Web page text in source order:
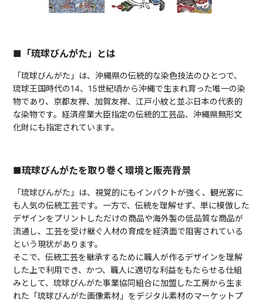
■「琉球びんがた」とは
「琉球びんがた」は、沖縄県の伝統的な染色技法のひとつで、
琉球王国時代の14、15世紀頃から沖縄で生まれ育った唯一の染
物であり、京都友禅、加賀友禅、江戸小紋と並ぶ日本の代表的
な染物です。経済産業大臣指定の伝統的工芸品、沖縄県無形文
化財にも指定されています。
■琉球びんがたを取り巻く環境と販売背景
「琉球びんがた」は、視覚的にもインパクトが強く、観光客に
も人気の伝統工芸です。一方で、伝統を理解せず、単に模倣した
デザインをプリントしただけの商品や海外製の低品質な商品が
流通し、工芸を受け継ぐ人材の育成を経済面で阻害されている
という現状があります。
そこで、伝統工芸を継承するために職人が作るデザインを理解
した上で利用でき、かつ、職人に適切な利益をもたらせる仕組
みとして、琉球びんがた事業協同組合に加盟した工房から生ま
れた「琉球びんがた画像素材」をデジタル素材のマーケットプ